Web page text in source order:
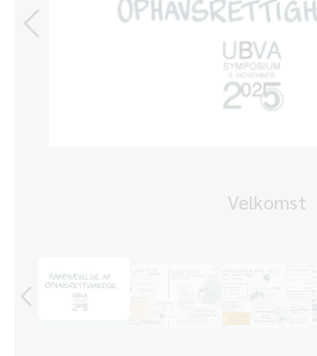
Velkomst